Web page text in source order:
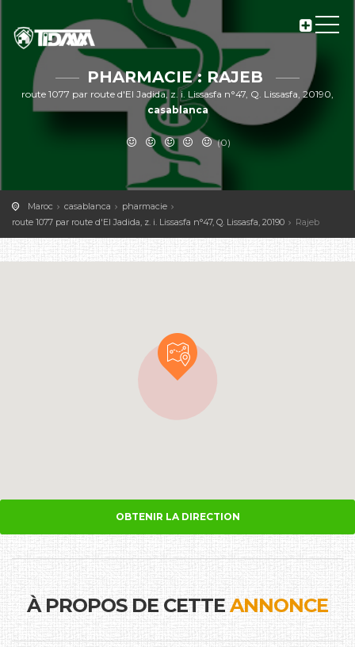
PHARMACIE : RAJEB
route 1077 par route d'El Jadida, z. i. Lissasfa n°47, Q. Lissasfa, 20190,
casablanca
(0)
Maroc casablanca
pharmacie
route 1077 par route d'El Jadida, z. i. Lissasfa n°47, Q. Lissasfa, 20190
Rajeb
OBTENIR LA DIRECTION
À PROPOS DE CETTEANNONCE